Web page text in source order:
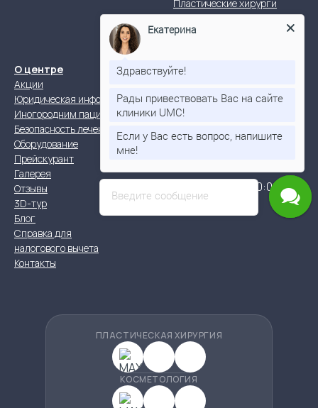
Пластические хирурги
Косметологи
Оториноларингологи
О центре
Акции
Юридическая информация
Иногородним пациентам
Безопасность лечения
Оборудование
Прейскурант
Галерея
Отзывы
3D-тур
Блог
Справка для
налогового вычета
Контакты
+7 (383) 305-
05-05
info@umc-clinic.com
г. Новосибирск, ул.
Пн - Сб | 8:00 - 20:00
ПЛАСТИЧЕСКАЯ ХИРУРГИЯ
КОСМЕТОЛОГИЯ
Введите сообщение
Екатерина
Здравствуйте!
Рады привествовать Вас на сайте
клиники UMC!
Если у Вас есть вопрос, напишите
мне!